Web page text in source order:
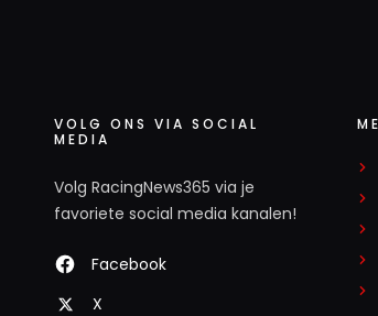
VOLG ONS VIA SOCIAL
MEDIA
Volg RacingNews365 via je
favoriete social media kanalen!
Facebook
X